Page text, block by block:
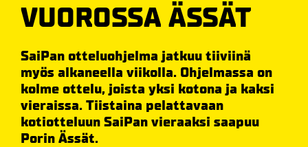
VUOROSSA ÄSSÄT
SaiPan otteluohjelma jatkuu tiiviinä
myös alkaneella viikolla. Ohjelmassa on
kolme ottelu, joista yksi kotona ja kaksi
vieraissa. Tiistaina pelattavaan
kotiotteluun SaiPan vieraaksi saapuu
Porin Ässät.